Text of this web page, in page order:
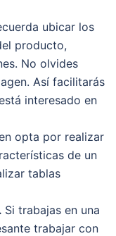
ubicar los
producto,
No olvides
Así facilitarás
interesado en
opta por realizar
de un
tablas
Si trabajas en una
trabajar con